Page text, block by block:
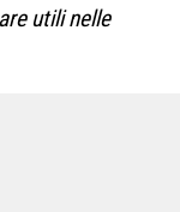
utili nelle